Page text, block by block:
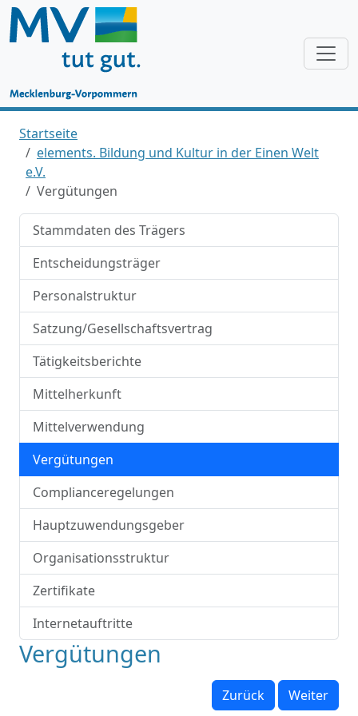
Startseite
elements. Bildung und Kultur in der Einen Welt
e.V.
Vergütungen
Stammdaten des Trägers
Entscheidungsträger
Personalstruktur
Satzung/Gesellschaftsvertrag
Tätigkeitsberichte
Mittelherkunft
Mittelverwendung
Vergütungen
Complianceregelungen
Hauptzuwendungsgeber
Organisationsstruktur
Zertifikate
Internetauftritte
Vergütungen
Zurück Weiter